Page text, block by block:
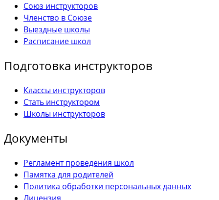
Союз инструкторов
Членство в Союзе
Выездные школы
Расписание школ
Подготовка инструкторов
Классы инструкторов
Стать инструктором
Школы инструкторов
Документы
Регламент проведения школ
Памятка для родителей
Политика обработки персональных данных